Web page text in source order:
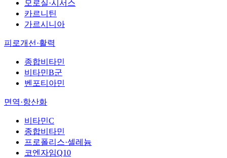
모로실·시서스
카르니틴
가르시니아
피로개선·활력
종합비타민
비타민B군
벤포티아민
면역·항산화
비타민C
종합비타민
프로폴리스·셀레늄
코엔자임Q10